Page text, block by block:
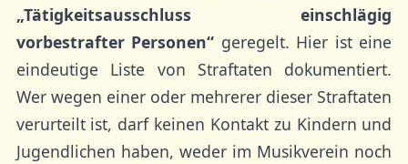
„Tätigkeitsausschluss einschlägig
vorbestrafter Personen“ geregelt. Hier ist eine
eindeutige Liste von Straftaten dokumentiert.
Wer wegen einer oder mehrerer dieser Straftaten
verurteilt ist, darf keinen Kontakt zu Kindern und
Jugendlichen haben, weder im Musikverein noch